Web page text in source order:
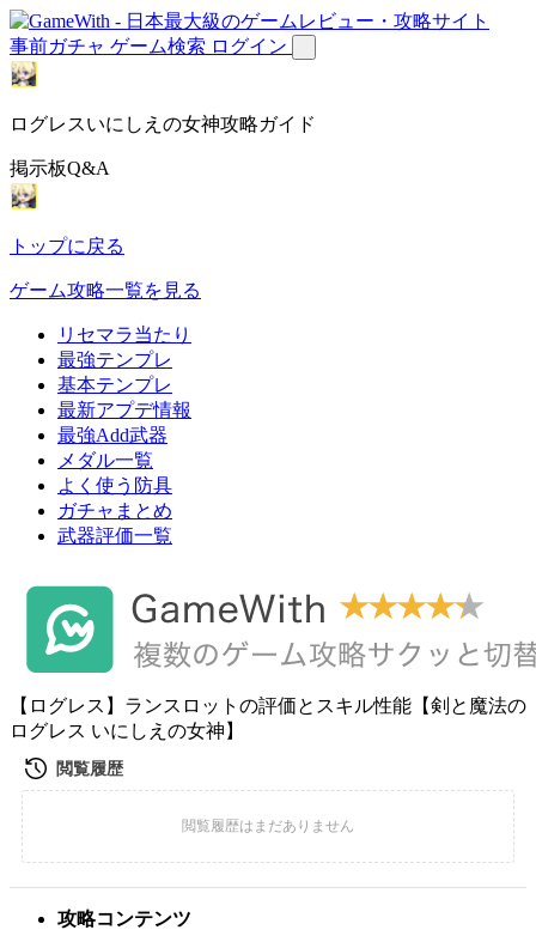
事前ガチャ ゲーム検索 ログイン
ログレスいにしえの女神攻略ガイド
掲示板Q&A
トップに戻る
ゲーム攻略一覧を見る
リセマラ当たり
最強テンプレ
基本テンプレ
最新アプデ情報
最強Add武器
メダル一覧
よく使う防具
ガチャまとめ
武器評価一覧
【ログレス】ランスロットの評価とスキル性能【剣と魔法の
ログレス いにしえの女神】
攻略コンテンツ